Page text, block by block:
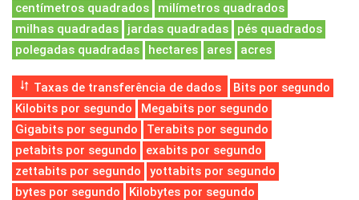
centímetros quadrados
milímetros quadrados
milhas quadradas
jardas quadradas
pés quadrados
polegadas quadradas
hectares ares acres
Taxas de transferência de dados
Bits por segundo
Kilobits por segundo
Megabits por segundo
Gigabits por segundo
Terabits por segundo
petabits por segundo
exabits por segundo
zettabits por segundo
yottabits por segundo
bytes por segundo
Kilobytes por segundo